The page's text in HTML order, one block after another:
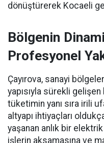
dönüştürerek Kocaeli
Bölgenin
Profesyonel
Çayırova, sanayi
yapısıyla sürekli gelişen
tüketimin yanı sıra irili
altyapı ihtiyaçları
yaşanan anlık bir
işlerin aksamasına ve